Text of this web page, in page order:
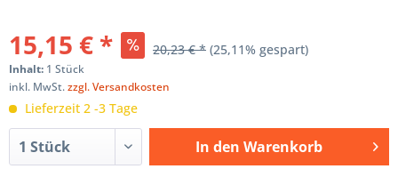
15,15 € * 20,23 € * (25,11% gespart)
Inhalt: 1 Stück
inkl. MwSt.zzgl. Versandkosten
Lieferzeit 2 -3 Tage
In den Warenkorb